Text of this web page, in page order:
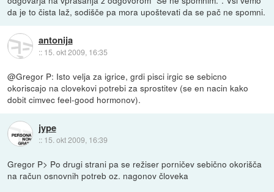
da je to čista laž, sodišče pa mora upoštevati da se pač ne spomni.
antonija
:: 15. okt 2009, 16:35
@Gregor P: Isto velja za igrice, grdi pisci irgic se sebicno
okoriscajo na clovekovi potrebi za sprostitev (se en nacin kako
dobit cimvec feel-good hormonov).
jype
:: 15. okt 2009, 16:39
Gregor P> Po drugi strani pa se režiser porničev sebično okorišča
na račun osnovnih potreb oz. nagonov človeka